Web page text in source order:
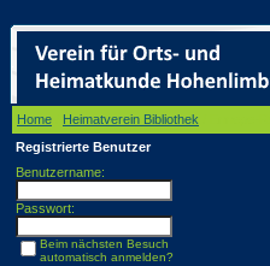
Home Heimatverein Bibliothek
Registrierte Benutzer
Benutzername:
Passwort:
Beim nächsten Besuch
automatisch anmelden?